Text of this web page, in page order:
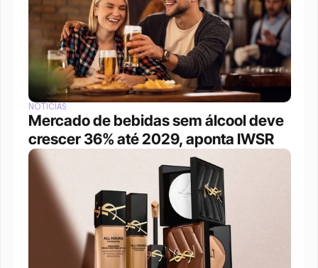
NOTÍCIAS
Mercado de bebidas sem álcool deve
crescer 36% até 2029, aponta IWSR